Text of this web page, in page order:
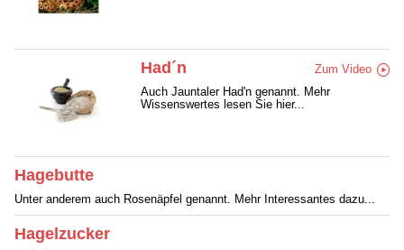
Zum Video
Had´n
Auch Jauntaler Had'n genannt. Mehr
Wissenswertes lesen Sie hier...
Hagebutte
Unter anderem auch Rosenäpfel genannt. Mehr Interessantes dazu...
Hagelzucker